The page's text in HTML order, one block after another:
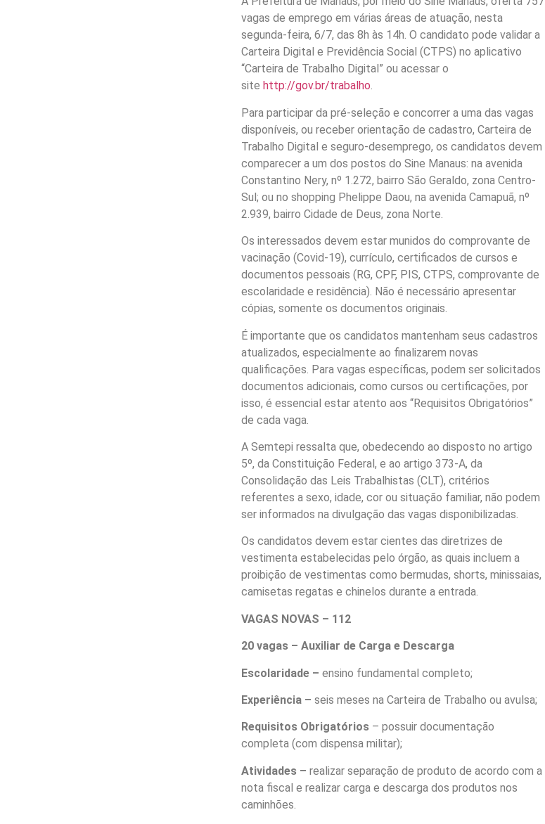
vagas de emprego em várias áreas de atuação, nesta
segunda-feira, 6/7, das 8h às 14h. O candidato pode validar a
Carteira Digital e Previdência Social (CTPS) no aplicativo
“Carteira de Trabalho Digital” ou acessar o
site http://gov.br/trabalho.
Para participar da pré-seleção e concorrer a uma das vagas
disponíveis, ou receber orientação de cadastro, Carteira de
Trabalho Digital e seguro-desemprego, os candidatos devem
comparecer a um dos postos do Sine Manaus: na avenida
Constantino Nery, nº 1.272, bairro São Geraldo, zona Centro-
Sul; ou no shopping Phelippe Daou, na avenida Camapuã, nº
2.939, bairro Cidade de Deus, zona Norte.
Os interessados devem estar munidos do comprovante de
vacinação (Covid-19), currículo, certificados de cursos e
documentos pessoais (RG, CPF, PIS, CTPS, comprovante de
escolaridade e residência). Não é necessário apresentar
cópias, somente os documentos originais.
É importante que os candidatos mantenham seus cadastros
atualizados, especialmente ao finalizarem novas
qualificações. Para vagas específicas, podem ser solicitados
documentos adicionais, como cursos ou certificações, por
isso, é essencial estar atento aos “Requisitos Obrigatórios”
de cada vaga.
A Semtepi ressalta que, obedecendo ao disposto no artigo
5º, da Constituição Federal, e ao artigo 373-A, da
Consolidação das Leis Trabalhistas (CLT), critérios
referentes a sexo, idade, cor ou situação familiar, não podem
ser informados na divulgação das vagas disponibilizadas.
Os candidatos devem estar cientes das diretrizes de
vestimenta estabelecidas pelo órgão, as quais incluem a
proibição de vestimentas como bermudas, shorts, minissaias,
camisetas regatas e chinelos durante a entrada.
VAGAS NOVAS – 112
20 vagas – Auxiliar de Carga e Descarga
Escolaridade – ensino fundamental completo;
Experiência – seis meses na Carteira de Trabalho ou avulsa;
Requisitos Obrigatórios – possuir documentação
completa (com dispensa militar);
Atividades – realizar separação de produto de acordo com a
nota fiscal e realizar carga e descarga dos produtos nos
caminhões.